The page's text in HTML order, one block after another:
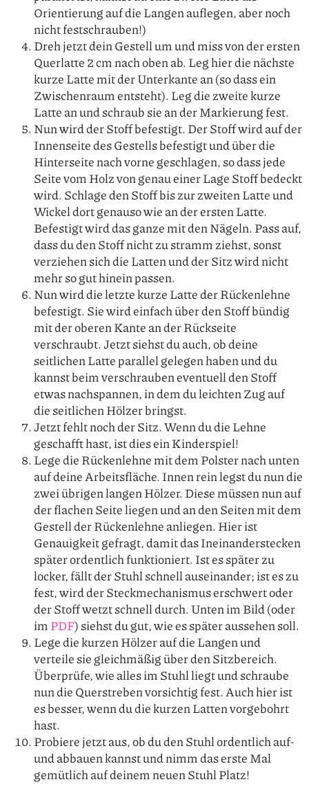
Orientierung auf die Langen auflegen, aber noch
nicht festschrauben!)
Dreh jetzt dein Gestell um und miss von der ersten
Querlatte 2 cm nach oben ab. Leg hier die nächste
kurze Latte mit der Unterkante an (so dass ein
Zwischenraum entsteht). Leg die zweite kurze
Latte an und schraub sie an der Markierung fest.
Nun wird der Stoff befestigt. Der Stoff wird auf der
Innenseite des Gestells befestigt und über die
Hinterseite nach vorne geschlagen, so dass jede
Seite vom Holz von genau einer Lage Stoff bedeckt
wird. Schlage den Stoff bis zur zweiten Latte und
Wickel dort genauso wie an der ersten Latte.
Befestigt wird das ganze mit den Nägeln. Pass auf,
dass du den Stoff nicht zu stramm ziehst, sonst
verziehen sich die Latten und der Sitz wird nicht
mehr so gut hinein passen.
Nun wird die letzte kurze Latte der Rückenlehne
befestigt. Sie wird einfach über den Stoff bündig
mit der oberen Kante an der Rückseite
verschraubt. Jetzt siehst du auch, ob deine
seitlichen Latte parallel gelegen haben und du
kannst beim verschrauben eventuell den Stoff
etwas nachspannen, in dem du leichten Zug auf
die seitlichen Hölzer bringst.
Jetzt fehlt noch der Sitz. Wenn du die Lehne
geschafft hast, ist dies ein Kinderspiel!
Lege die Rückenlehne mit dem Polster nach unten
auf deine Arbeitsfläche. Innen rein legst du nun die
zwei übrigen langen Hölzer. Diese müssen nun auf
der flachen Seite liegen und an den Seiten mit dem
Gestell der Rückenlehne anliegen. Hier ist
Genauigkeit gefragt, damit das Ineinanderstecken
später ordentlich funktioniert. Ist es später zu
locker, fällt der Stuhl schnell auseinander; ist es zu
fest, wird der Steckmechanismus erschwert oder
der Stoff wetzt schnell durch. Unten im Bild (oder
im PDF) siehst du gut, wie es später aussehen soll.
Lege die kurzen Hölzer auf die Langen und
verteile sie gleichmäßig über den Sitzbereich.
Überprüfe, wie alles im Stuhl liegt und schraube
nun die Querstreben vorsichtig fest. Auch hier ist
es besser, wenn du die kurzen Latten vorgebohrt
hast.
Probiere jetzt aus, ob du den Stuhl ordentlich auf-
und abbauen kannst und nimm das erste Mal
gemütlich auf deinem neuen Stuhl Platz!